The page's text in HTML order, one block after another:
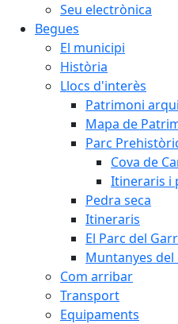
Seu electrònica
Begues
El municipi
Història
Llocs d'interès
Patrimoni
Mapa de
Parc
Cova de
Itineraris i
Pedra seca
Itineraris
El Parc del
Muntanyes del
Com arribar
Transport
Equipaments